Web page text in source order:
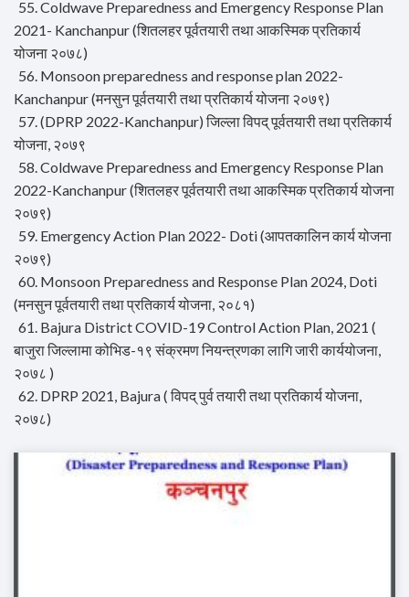
55. Coldwave Preparedness and Emergency Response Plan
2021- Kanchanpur (शितलहर पूर्वतयारी तथा आकस्मिक प्रतिकार्य
योजना २०७८)
56. Monsoon preparedness and response plan 2022-
Kanchanpur (मनसुन पूर्वतयारी तथा प्रतिकार्य योजना २०७९)
57. (DPRP 2022-Kanchanpur) जिल्ला विपद् पूर्वतयारी तथा प्रतिकार्य
योजना, २०७९
58. Coldwave Preparedness and Emergency Response Plan
2022-Kanchanpur (शितलहर पूर्वतयारी तथा आकस्मिक प्रतिकार्य योजना
२०७९)
59. Emergency Action Plan 2022- Doti (आपतकालिन कार्य योजना
२०७९)
60. Monsoon Preparedness and Response Plan 2024, Doti
(मनसुन पूर्वतयारी तथा प्रतिकार्य योजना, २०८१)
61. Bajura District COVID-19 Control Action Plan, 2021 (
बाजुरा जिल्लामा कोभिड-१९ संक्रमण नियन्त्रणका लागि जारी कार्ययोजना,
२०७८ )
62. DPRP 2021, Bajura ( विपद् पुर्व तयारी तथा प्रतिकार्य योजना,
२०७८)